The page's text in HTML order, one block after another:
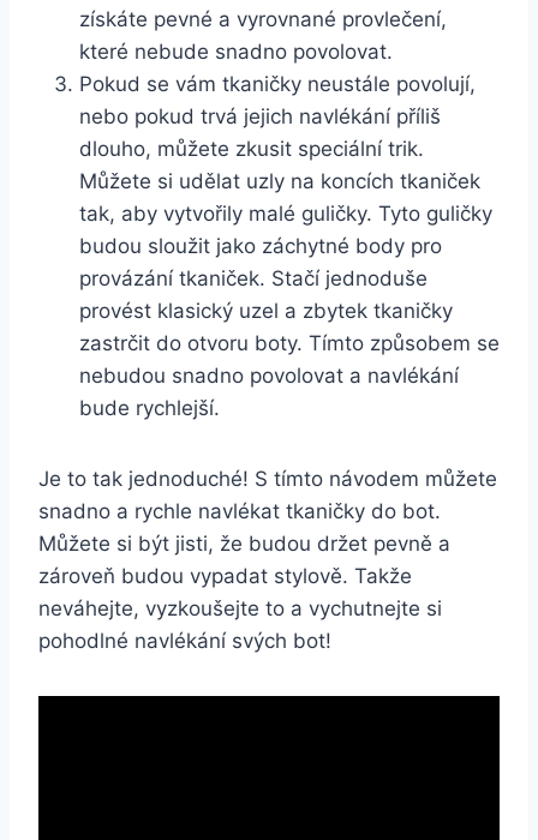
získáte pevné a vyrovnané provlečení,
které nebude snadno‍ povolovat.
Pokud se vám tkaničky neustále povolují,
nebo pokud trvá⁤ jejich navlékání příliš​
dlouho, můžete zkusit ⁣speciální trik.
Můžete si udělat uzly na koncích tkaniček
tak, aby vytvořily malé guličky. Tyto guličky
budou sloužit jako ‌záchytné body pro
provázání tkaniček. Stačí jednoduše
provést klasický uzel a zbytek tkaničky⁣
zastrčit do otvoru boty. Tímto způsobem se
nebudou snadno povolovat a navlékání
bude rychlejší.
Je to tak ⁢jednoduché! S tímto návodem můžete
​snadno a rychle navlékat tkaničky do bot.
Můžete ‍si být ⁢jisti, že budou držet pevně ‌a
zároveň‍ budou ‍vypadat⁤ stylově. Takže
neváhejte, vyzkoušejte to a vychutnejte si
pohodlné navlékání svých bot!